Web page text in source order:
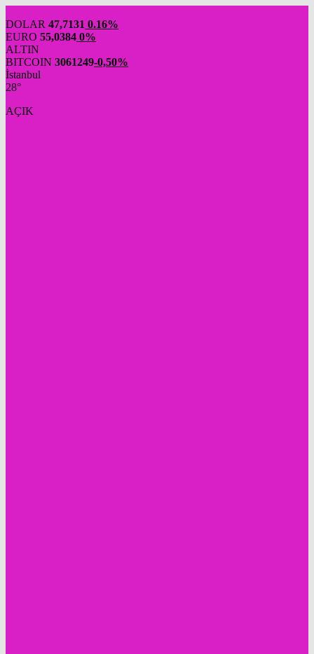
DOLAR 47,7131 0.16%
EURO 55,0384 0%
ALTIN
BITCOIN 3061249-0,50%
İstanbul
28°
AÇIK